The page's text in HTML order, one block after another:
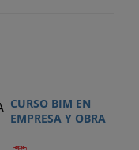
CURSO BIM EN
EMPRESA Y OBRA